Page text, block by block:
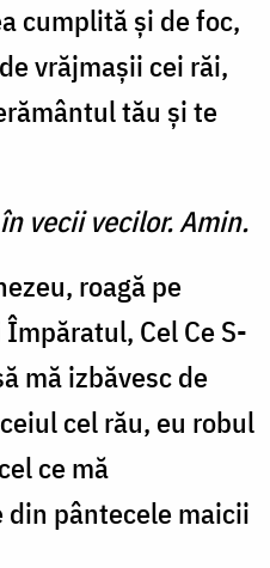
cumplită şi de foc,
vrăjmaşii cei răi,
tău şi te
vecii vecilor. Amin.
roagă pe
Cel Ce S-
mă izbăvesc de
cel rău, eu robul
ce mă
pântecele maicii